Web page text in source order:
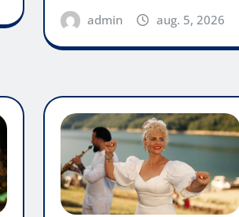
admin aug. 5, 2026